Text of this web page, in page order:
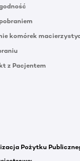
komórek
z Pacjentem
Pożytku